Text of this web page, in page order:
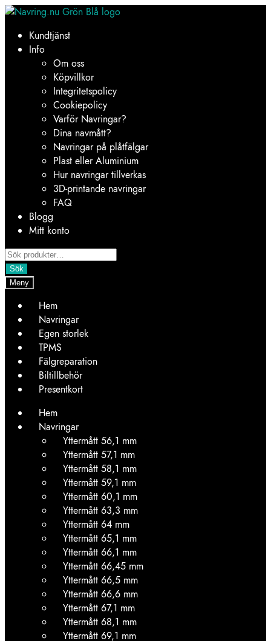
Hoppa
navigering
Hoppa
innehållKundtjänst
Info
Om oss
Köpvillkor
Integritetspolicy
Cookiepolicy
Varför Navringar?
Dina navmått?
Navringar på plåtfälgar
Plast eller Aluminium
Hur navringar tillverkas
3D-printande navringar
FAQ
Blogg
Mitt konto
Products
search
Sök
Meny
Hem
Navringar
Egen storlek
TPMS
Fälgreparation
Biltillbehör
Presentkort
Hem
Navringar
Yttermått 56,1 mm
Yttermått 57,1 mm
Yttermått 58,1 mm
Yttermått 59,1 mm
Yttermått 60,1 mm
Yttermått 63,3 mm
Yttermått 64 mm
Yttermått 65,1 mm
Yttermått 66,1 mm
Yttermått 66,45 mm
Yttermått 66,5 mm
Yttermått 66,6 mm
Yttermått 67,1 mm
Yttermått 68,1 mm
Yttermått 69,1 mm